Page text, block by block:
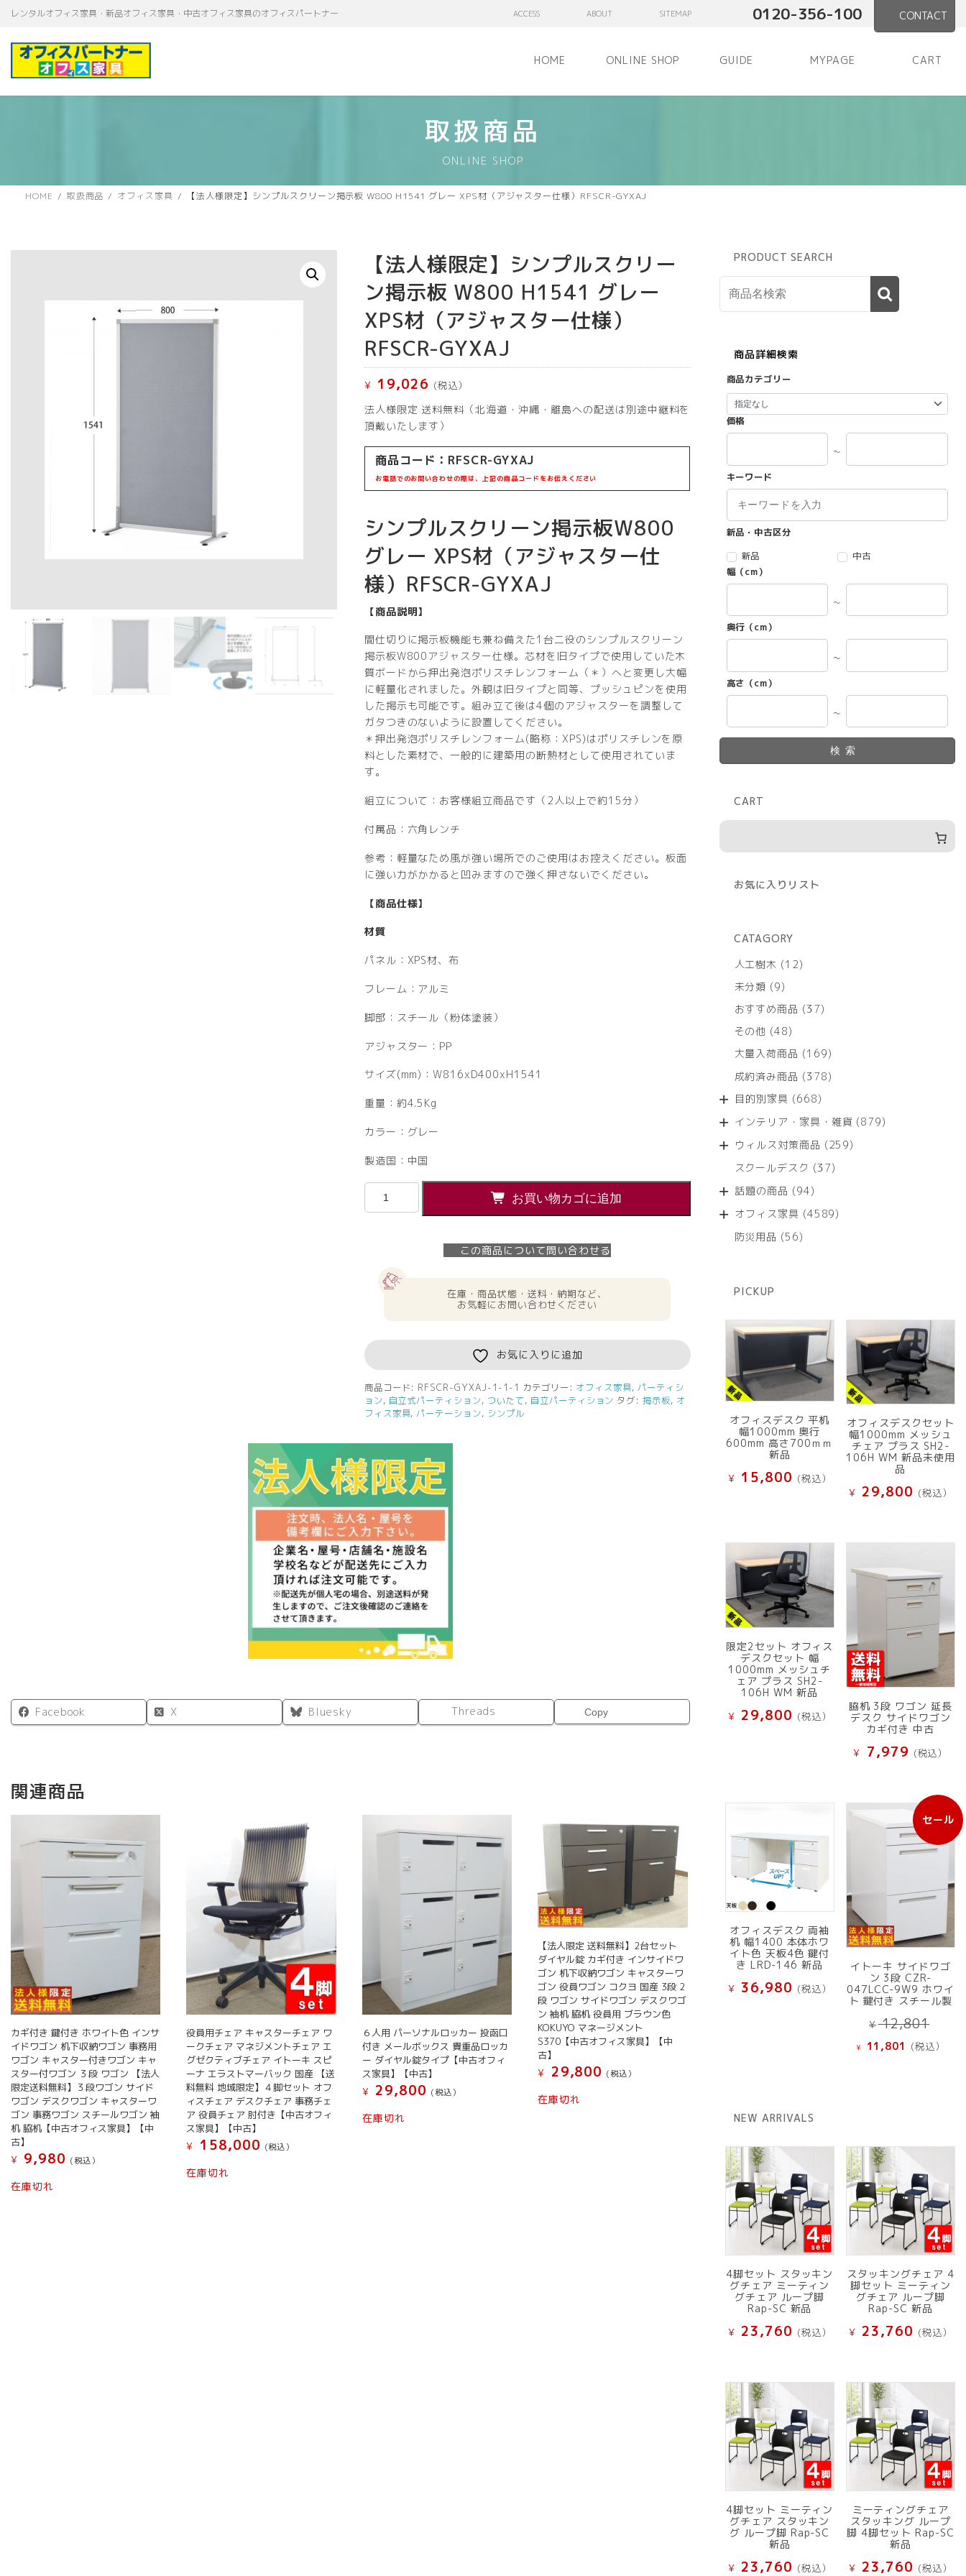
テ
ゲ
レンタルオフィス家具・新品オフィス家具・中古オフィス家具のオフィスパートナー ACCESS ABOUT SITEMAP 0120-356-100 CONTACT
HOME ONLINE SHOP GUIDE MYPAGE CART
取扱商品
ONLINE SHOP
HOME 取扱商品 オフィス家具 【法人様限定】シンプルスクリーン掲示板 W800 H1541 グレー XPS材（アジャスター仕様）RFSCR-GYXAJ
【法人様限定】シンプルスクリー
ン掲示板 W800 H1541 グレー
XPS材（アジャスター仕様）
RFSCR-GYXAJ
¥ 19,026 (税込）
法人様限定 送料無料（北海道・沖縄・離島への配送は別途中継料を
頂戴いたします）
商品コード：RFSCR-GYXAJ
お電話でのお問い合わせの際は、上記の商品コードをお伝えください
シンプルスクリーン掲示板W800
グレー XPS材（アジャスター仕
様）RFSCR-GYXAJ
【商品説明】
間仕切りに掲示板機能も兼ね備えた1台二役のシンプルスクリーン
掲示板W800アジャスター仕様。芯材を旧タイプで使用していた木
質ボードから押出発泡ポリスチレンフォーム（＊）へと変更し大幅
に軽量化されました。外観は旧タイプと同等、プッシュピンを使用
した掲示も可能です。組み立て後は4個のアジャスターを調整して
ガタつきのないように設置してください。
＊押出発泡ポリスチレンフォーム(略称：XPS)はポリスチレンを原
料とした素材で、一般的に建築用の断熱材として使用されていま
す。
組立について：お客様組立商品です（2人以上で約15分）
付属品：六角レンチ
参考：軽量なため風が強い場所でのご使用はお控えください。板面
に強い力がかかると凹みますので強く押さないでください。
【商品仕様】
材質
パネル：XPS材、布
フレーム：アルミ
脚部：スチール（粉体塗装）
アジャスター：PP
サイズ(mm)：W816xD400xH1541
重量：約4.5Kg
カラー：グレー
製造国：中国
【法
ス
ク
リ
ー
ン
掲
板
W800
H1541
グ
レ
ー
XPS
材
（ア
ジ
ス
タ
様）
お買い物カゴに追加
この商品について問い合わせる
在庫・商品状態・送料・納期など、
お気軽にお問い合わせください
お気に入りに追加
商品コード: RFSCR-GYXAJ-1-1-1 カテゴリー: オフィス家具,パーティシ
ョン, 自立式パーティション, ついたて, 自立パーティション タグ:掲示板, オ
フィス家具,パーテーション, シンプル
Facebook X Bluesky Threads Copy
関連商品
カギ付き 鍵付き ホワイト色 インサ
イドワゴン 机下収納ワゴン 事務用
ワゴン キャスター付きワゴン キャ
スター付ワゴン ３段 ワゴン 【法人
限定送料無料】３段ワゴン サイド
ワゴン デスクワゴン キャスターワ
ゴン 事務ワゴン スチールワゴン 袖
机 脇机【中古オフィス家具】【中
古】
¥
9,980 (税込）
在庫切れ
役員用チェア キャスターチェア ワ
ークチェア マネジメントチェア エ
グゼクティブチェア イトーキ スピ
ーナ エラストマーバック 国産 【送
料無料 地域限定】４脚セット オフ
ィスチェア デスクチェア 事務チェ
ア 役員チェア 肘付き【中古オフィ
ス家具】【中古】
¥
158,000 (税込）
在庫切れ
６人用 パーソナルロッカー 投函口
付き メールボックス 貴重品ロッカ
ー ダイヤル錠タイプ【中古オフィ
ス家具】【中古】
¥ 29,800 (税込）
在庫切れ
【法人限定 送料無料】2台セット
ダイヤル錠 カギ付き インサイドワ
ゴン 机下収納ワゴン キャスターワ
ゴン 役員ワゴン コクヨ 国産 3段 2
段 ワゴン サイドワゴン デスクワゴ
ン 袖机 脇机 役員用 ブラウン色
KOKUYO マネージメント
S370【中古オフィス家具】【中
古】
¥
29,800 (税込）
在庫切れ
PRODUCT SEARCH
商品詳細検索
商品カテゴリー
価格
～
キーワード
新品・中古区分
新品
中古
幅（cm）
～
奥行（cm）
～
高さ（cm）
～
検索
CART
お気に入りリスト
CATAGORY
人工樹木
1212
商
未分類 99
の
商
おすすめ商品 3737
商
その他 4848
の
商
大量入荷商品 169169
の
成約済み商品 378378
商
目的別家具 668668
の
商
インテリア・家具・雑貨 879879
ウィルス対策商品 259259
スクールデスク 3737
商
話題の商品 9494
の
オフィス家具 45894589
防災用品 5656
PICKUP
オフィスデスク 平机
幅1000mm 奥行
600mm 高さ700ｍｍ
新品
¥ 15,800 (税込）
オフィスデスクセット
幅1000mm メッシュ
チェア プラス SH2-
106H WM 新品未使用
品
¥ 29,800 (税込）
限定2セット オフィス
デスクセット 幅
1000mm メッシュチ
ェア プラス SH2-
106H WM 新品
¥ 29,800 (税込）
脇机 3段 ワゴン 延長
デスク サイドワゴン
カギ付き 中古
¥ 7,979 (税込）
オフィスデスク 両袖
机 幅1400 本体ホワ
イト色 天板4色 鍵付
き LRD-146 新品
¥ 36,980 (税込）
セール
販
売
中
品
イトーキ サイドワゴ
ン 3段 CZR-
047LCC-9W9 ホワイ
ト 鍵付き スチール製
¥12,801
の
価
¥ 11,801 現
で
す。
(税込）
NEW ARRIVALS
4脚セット スタッキン
グチェア ミーティン
グチェア ループ脚
Rap-SC 新品
¥ 23,760 (税込）
スタッキングチェア 4
脚セット ミーティン
グチェア ループ脚
Rap-SC 新品
¥ 23,760 (税込）
4脚セット ミーティン
グチェア スタッキン
グ ループ脚 Rap-SC
新品
¥ 23,760 (税込）
ミーティングチェア
スタッキング ループ
脚 4脚セット Rap-SC
新品
¥ 23,760 (税込）